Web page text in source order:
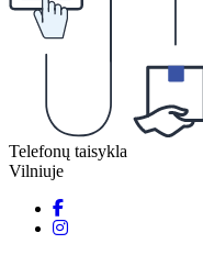
Telefonų taisykla
Vilniuje